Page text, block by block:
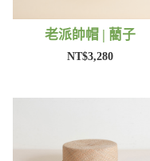
老派帥帽 | 藺子
NT$3,280